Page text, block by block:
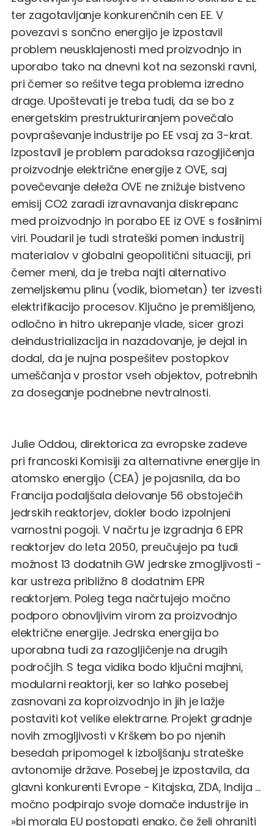
ter zagotavljanje konkurenčnih cen EE. V
povezavi s sončno energijo je izpostavil
problem neusklajenosti med proizvodnjo in
uporabo tako na dnevni kot na sezonski ravni,
pri čemer so rešitve tega problema izredno
drage. Upoštevati je treba tudi, da se bo z
energetskim prestrukturiranjem povečalo
povpraševanje industrije po EE vsaj za 3-krat.
Izpostavil je problem paradoksa razogljičenja
proizvodnje električne energije z OVE, saj
povečevanje deleža OVE ne znižuje bistveno
emisij CO2 zaradi izravnavanja diskrepanc
med proizvodnjo in porabo EE iz OVE s fosilnimi
viri. Poudaril je tudi strateški pomen industrij
materialov v globalni geopolitični situaciji, pri
čemer meni, da je treba najti alternativo
zemeljskemu plinu (vodik, biometan) ter izvesti
elektrifikacijo procesov. Ključno je premišljeno,
odločno in hitro ukrepanje vlade, sicer grozi
deindustrializacija in nazadovanje, je dejal in
dodal, da je nujna pospešitev postopkov
umeščanja v prostor vseh objektov, potrebnih
za doseganje podnebne nevtralnosti.
Julie Oddou, direktorica za evropske zadeve
pri francoski Komisiji za alternativne energije in
atomsko energijo (CEA) je pojasnila, da bo
Francija podaljšala delovanje 56 obstoječih
jedrskih reaktorjev, dokler bodo izpolnjeni
varnostni pogoji. V načrtu je izgradnja 6 EPR
reaktorjev do leta 2050, preučujejo pa tudi
možnost 13 dodatnih GW jedrske zmogljivosti -
kar ustreza približno 8 dodatnim EPR
reaktorjem. Poleg tega načrtujejo močno
podporo obnovljivim virom za proizvodnjo
električne energije. Jedrska energija bo
uporabna tudi za razogljičenje na drugih
področjih. S tega vidika bodo ključni majhni,
modularni reaktorji, ker so lahko posebej
zasnovani za koproizvodnjo in jih je lažje
postaviti kot velike elektrarne. Projekt gradnje
novih zmogljivosti v Krškem bo po njenih
besedah pripomogel k izboljšanju strateške
avtonomije države. Posebej je izpostavila, da
glavni konkurenti Evrope - Kitajska, ZDA, Indija ...
močno podpirajo svoje domače industrije in
»bi morala EU postopati enako, če želi ohraniti